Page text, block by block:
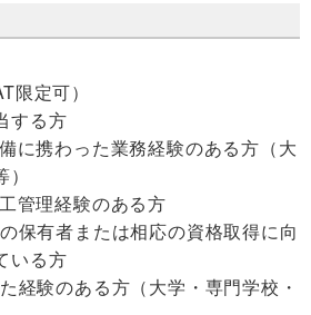
限定可）
する方
に携わった業務経験のある方（大
管理経験のある方
保有者または相応の資格取得に向
いる方
経験のある方（大学・専門学校・